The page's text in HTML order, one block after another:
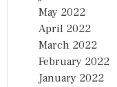
May 2022
April 2022
March 2022
February 2022
January 2022